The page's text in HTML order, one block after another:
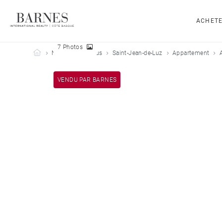
Barnes Côte Basque
Nos biens vendus Saint-Jean-de-Luz Appartement
VENDU PAR BARNES
7 Photos